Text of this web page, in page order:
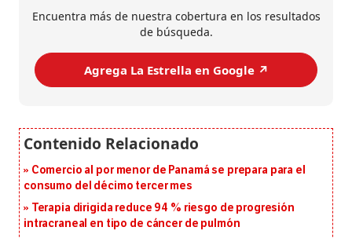
Encuentra más de nuestra cobertura en los resultados
de búsqueda.
Agrega La Estrella en Google ↗️
Comercio al por menor de Panamá se prepara para el
consumo del décimo tercer mes
Terapia dirigida reduce 94 % riesgo de progresión
intracraneal en tipo de cáncer de pulmón